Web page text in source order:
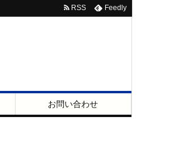
お問い合わせ
RSS Feedly